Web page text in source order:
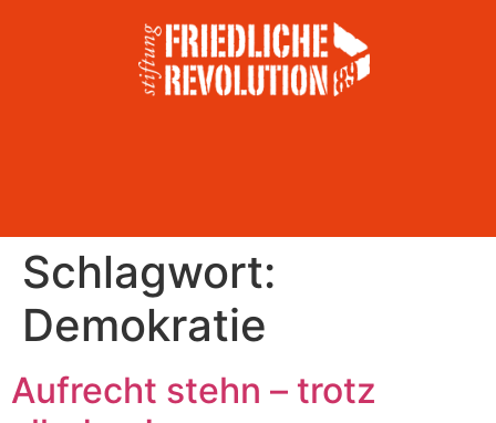
Schlagwort:
Demokratie
Aufrecht stehn – trotz